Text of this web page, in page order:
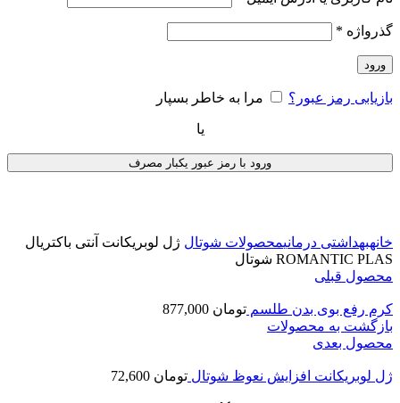
گذرواژه *
ورود
بازیابی رمز عبور؟ مرا به خاطر بسپار
یا
ورود با رمز عبور یکبار مصرف
خانهبهداشتی درمانیمحصولات شوتال ژل لوبریکانت آنتی باکتریال
ROMANTIC PLAS شوتال
محصول قبلی
کرم رفع بوی بدن طلسم تومان
بازگشت به محصولات
محصول بعدی
ژل لوبریکانت افزایش نعوظ شوتال تومان